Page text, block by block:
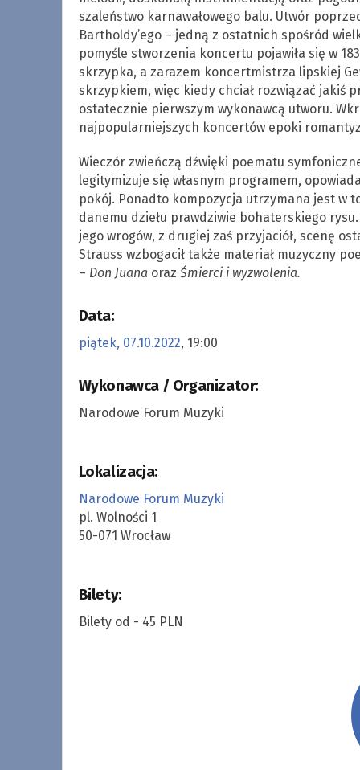
szaleństwo karnawałowego balu. Utwór
Bartholdy’ego – jedną z ostatnich spośród
pomyśle stworzenia koncertu pojawiła się w
skrzypka, a zarazem koncertmistrza lipskiej
skrzypkiem, więc kiedy chciał rozwiązać jakiś
ostatecznie pierwszym wykonawcą utworu.
najpopularniejszych koncertów epoki
Wieczór zwieńczą dźwięki poematu
legitymizuje się własnym programem,
pokój. Ponadto kompozycja utrzymana jest w
danemu dziełu prawdziwie bohaterskiego
jego wrogów, z drugiej zaś przyjaciół, scenę
Strauss wzbogacił także materiał muzyczny
– Don Juanaoraz Śmierci i wyzwolenia.
Data:
piątek, 07.10.2022, 19:00
Wykonawca / Organizator:
Narodowe Forum Muzyki
Lokalizacja:
Narodowe Forum Muzyki
pl. Wolności 1
50-071 Wrocław
Bilety:
Bilety od - 45 PLN